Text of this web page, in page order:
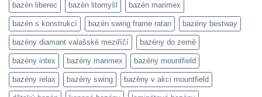
bazén liberec bazén litomyšl bazén marimex
bazén s konstrukcí bazén swing frame ratan bazény bestway
bazény diamant valašské meziříčí bazény do země
bazény intex bazény marimex bazény mountfield
bazény relax bazény swing bazény v akci mountfield